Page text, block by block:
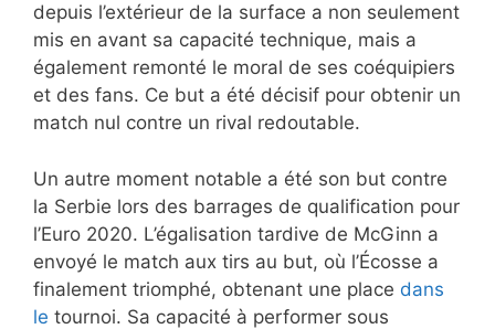
depuis l’extérieur de la surface a non seulement
mis en avant sa capacité technique, mais a
également remonté le moral de ses coéquipiers
et des fans. Ce but a été décisif pour obtenir un
match nul contre un rival redoutable.
Un autre moment notable a été son but contre
la Serbie lors des barrages de qualification pour
l’Euro 2020. L’égalisation tardive de McGinn a
envoyé le match aux tirs au but, où l’Écosse a
finalement triomphé, obtenant une place dans
le tournoi. Sa capacité à performer sous